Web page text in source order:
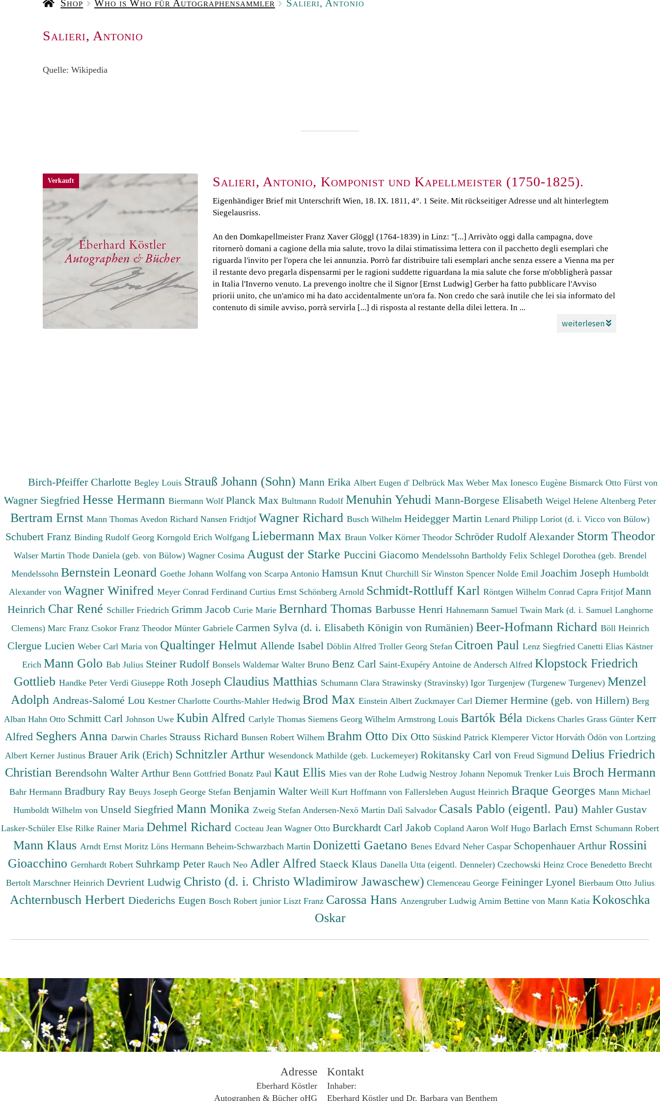
Shop Who is Who für Autographensammler Salieri, Antonio
Salieri, Antonio
Quelle: Wikipedia
Verkauft Salieri, Antonio, Komponist und Kapellmeister (1750-1825).
Eigenhändiger Brief mit Unterschrift Wien, 18. IX. 1811, 4°. 1 Seite. Mit rückseitiger Adresse und alt hinterlegtem
Siegelausriss.
An den Domkapellmeister Franz Xaver Glöggl (1764-1839) in Linz: "[...] Arrivàto oggi dalla campagna, dove
ritornerò domani a cagione della mia salute, trovo la dilai stimatissima lettera con il pacchetto degli esemplari che
riguarda l'invito per l'opera che lei annunzia. Porrò far distribuire tali esemplari anche senza essere a Vienna ma per
il restante devo pregarla dispensarmi per le ragioni suddette riguardana la mia salute che forse m'obbligherà passar
in Italia l'Inverno venuto. La prevengo inoltre che il Signor [Ernst Ludwig] Gerber ha fatto pubblicare l'Avviso
priorii unito, che un'amico mi ha dato accidentalmente un'ora fa. Non credo che sarà inutile che lei sia informato del
contenuto di simile avviso, porrà servirla [...] di risposta al restante della dilei lettera. In ...
weiterlesen
Birch-Pfeiffer CharlotteBegley Louis Strauß Johann (Sohn)Mann ErikaAlbert Eugen d'Delbrück MaxWeber MaxIonesco EugèneBismarck Otto Fürst von
Wagner Siegfried Hesse Hermann Biermann Wolf Planck Max Bultmann Rudolf Menuhin Yehudi Mann-Borgese Elisabeth Weigel Helene Altenberg Peter
Bertram Ernst Mann Thomas Avedon Richard Nansen Fridtjof Wagner Richard Busch Wilhelm Heidegger Martin Lenard Philipp Loriot (d. i. Vicco von Bülow)
Schubert Franz Binding Rudolf Georg Korngold Erich Wolfgang Liebermann Max Braun Volker Körner Theodor Schröder Rudolf Alexander Storm Theodor
Walser Martin Thode Daniela (geb. von Bülow) Wagner Cosima August der Starke Puccini Giacomo Mendelssohn Bartholdy Felix Schlegel Dorothea (geb. Brendel
Mendelssohn Bernstein Leonard Goethe Johann Wolfang von Scarpa Antonio Hamsun Knut Churchill Sir Winston Spencer Nolde Emil Joachim Joseph Humboldt
Alexander von Wagner Winifred Meyer Conrad Ferdinand Curtius Ernst Schönberg Arnold Schmidt-Rottluff Karl Röntgen Wilhelm Conrad Capra Fritjof Mann
Heinrich Char René Schiller Friedrich Grimm Jacob Curie Marie Bernhard Thomas Barbusse Henri Hahnemann Samuel Twain Mark (d. i. Samuel Langhorne
Clemens) Marc Franz Csokor Franz Theodor Münter Gabriele Carmen Sylva (d. i. Elisabeth Königin von Rumänien) Beer-Hofmann Richard Böll Heinrich
Clergue Lucien Weber Carl Maria von Qualtinger Helmut Allende Isabel Döblin Alfred Troller Georg Stefan Citroen Paul Lenz Siegfried Canetti Elias Kästner
Erich Mann Golo Bab Julius Steiner Rudolf Bonsels Waldemar Walter Bruno Benz Carl Saint-Exupéry Antoine de Andersch Alfred Klopstock Friedrich
Gottlieb Handke Peter Verdi Giuseppe Roth Joseph Claudius Matthias Schumann Clara Strawinsky (Stravinsky) Igor Turgenjew (Turgenew Turgenev) Menzel
Adolph Andreas-Salomé Lou Kestner Charlotte Courths-Mahler Hedwig Brod Max Einstein Albert Zuckmayer Carl Diemer Hermine (geb. von Hillern) Berg
Alban Hahn Otto Schmitt Carl Johnson Uwe Kubin Alfred Carlyle Thomas Siemens Georg Wilhelm Armstrong Louis Bartók Béla Dickens Charles Grass Günter Kerr
Alfred Seghers Anna Darwin Charles Strauss Richard Bunsen Robert Wilhem Brahm Otto Dix Otto Süskind Patrick Klemperer Victor Horváth Ödön von Lortzing
Albert Kerner Justinus Brauer Arik (Erich) Schnitzler Arthur Wesendonck Mathilde (geb. Luckemeyer) Rokitansky Carl von Freud Sigmund Delius Friedrich
Christian Berendsohn Walter Arthur Benn Gottfried Bonatz Paul Kaut Ellis Mies van der Rohe Ludwig Nestroy Johann Nepomuk Trenker Luis Broch Hermann
Bahr Hermann Bradbury Ray Beuys Joseph George Stefan Benjamin Walter Weill Kurt Hoffmann von Fallersleben August Heinrich Braque Georges Mann Michael
Humboldt Wilhelm von Unseld Siegfried Mann Monika Zweig Stefan Andersen-Nexö Martin Dalì Salvador Casals Pablo (eigentl. Pau) Mahler Gustav
Lasker-Schüler Else Rilke Rainer Maria Dehmel Richard Cocteau Jean Wagner Otto Burckhardt Carl Jakob Copland Aaron Wolf Hugo Barlach Ernst Schumann Robert
Mann Klaus Arndt Ernst Moritz Löns Hermann Beheim-Schwarzbach Martin Donizetti Gaetano Benes Edvard Neher Caspar Schopenhauer Arthur Rossini
Gioacchino Gernhardt Robert Suhrkamp Peter Rauch Neo Adler Alfred Staeck Klaus Danella Utta (eigentl. Denneler) Czechowski Heinz Croce Benedetto Brecht
Bertolt Marschner Heinrich Devrient Ludwig Christo (d. i. Christo Wladimirow Jawaschew) Clemenceau George Feininger Lyonel Bierbaum Otto Julius
Achternbusch Herbert Diederichs Eugen Bosch Robert junior Liszt Franz Carossa Hans Anzengruber Ludwig Arnim Bettine von Mann Katia Kokoschka
Oskar
Adresse
Eberhard Köstler
Autographen & Bücher oHG
Kontakt
Inhaber:
Eberhard Köstler und Dr. Barbara van Benthem